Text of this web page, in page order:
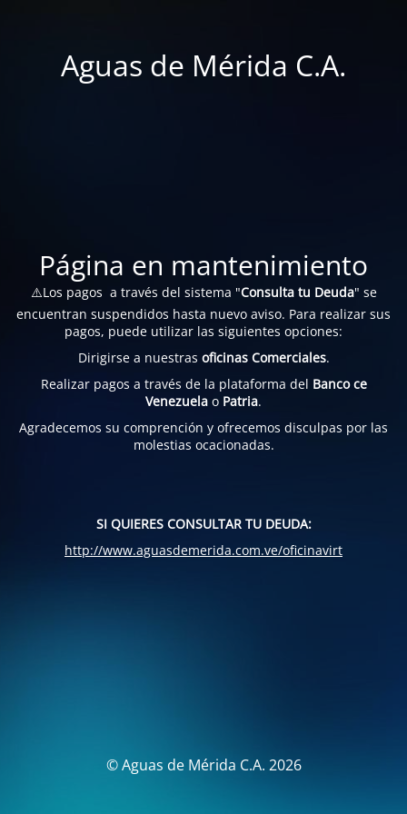
Aguas de Mérida C.A.
Página en mantenimiento
⚠️Los pagos a través del sistema "Consulta tu Deuda" se
encuentran suspendidos hasta nuevo aviso. Para realizar sus
pagos, puede utilizar las siguientes opciones:
Dirigirse a nuestras oficinas Comerciales.
Realizar pagos a través de la plataforma del Banco ce
Venezuela o Patria.
Agradecemos su comprención y ofrecemos disculpas por las
molestias ocacionadas.
SI QUIERES CONSULTAR TU DEUDA:
http://www.aguasdemerida.com.ve/oficinavirt
© Aguas de Mérida C.A. 2026